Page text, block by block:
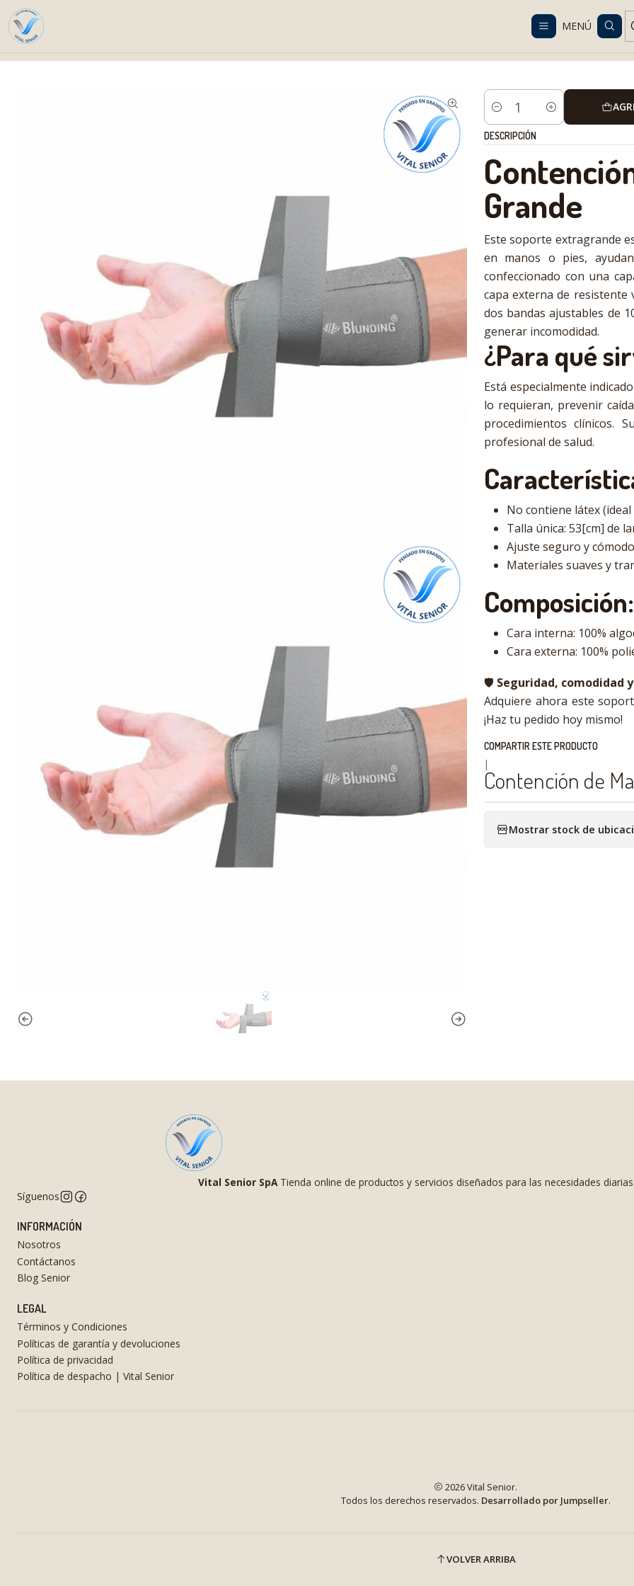
MENÚ
Despacho gratis en RM desde $100.000. Revisa las condiciones.
Contención de Mano y
Cantidad
DESCRIPCIÓN
Grande
Este soporte extragrande
en manos o pies,
confeccionado con una
capa externa de
dos bandas ajustables de
generar incomodidad.
¿Para qué
Está especialmente
lo requieran, prevenir
procedimientos clínicos.
profesional de salud.
No contiene látex
Talla única: 53[cm] de
Ajuste seguro y
Materiales suaves y
Composición:
Cara interna: 100%
Cara externa: 100%
🛡️ Seguridad, comodidad
Adquiere ahora este
¡Haz tu pedido hoy mismo!
COMPARTIR ESTE PRODUCTO
|
Contención de
Mostrar stock de
Vital Senior SpATienda online de productos y servicios diseñados para las necesidades
Síguenos
INFORMACIÓN
Nosotros
Contáctanos
Blog Senior
LEGAL
Términos y Condiciones
Políticas de garantía y devoluciones
Política de privacidad
Política de despacho | Vital Senior
2026 Vital Senior.
Todos los derechos reservados. Desarrollado por Jumpseller.
VOLVER ARRIBA